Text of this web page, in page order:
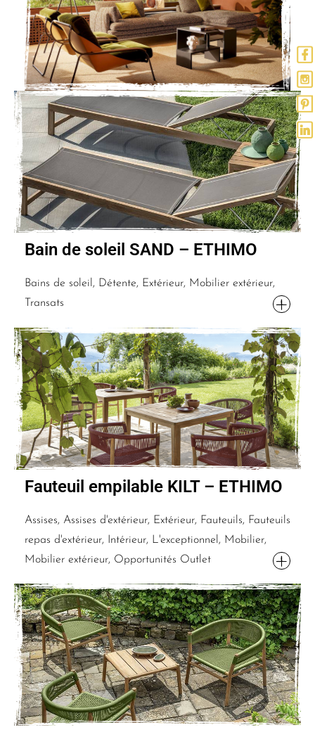
Bain de soleil SAND – ETHIMO
Bains de soleil, Détente, Extérieur, Mobilier extérieur,
Transats
Fauteuil empilable KILT – ETHIMO
Assises, Assises d'extérieur, Extérieur, Fauteuils, Fauteuils
repas d'extérieur, Intérieur, L'exceptionnel, Mobilier,
Mobilier extérieur, Opportunités Outlet